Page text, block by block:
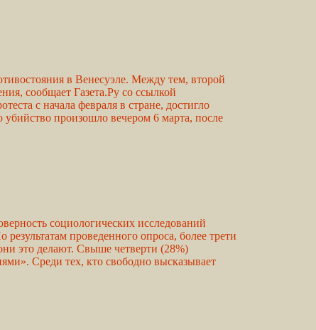
в Венесуэле. Между тем, второй
сообщает Газета.Ру со ссылкой
с начала февраля в стране, достигло
произошло вечером 6 марта, после
социологических исследований
проведенного опроса, более трети
это делают. Свыше четверти (28%)
Среди тех, кто свободно высказывает